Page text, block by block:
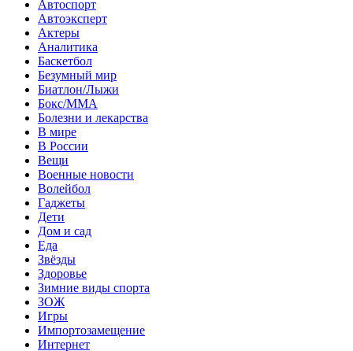
Автоспорт
Автоэксперт
Актеры
Аналитика
Баскетбол
Безумный мир
Биатлон/Лыжи
Бокс/MMA
Болезни и лекарства
В мире
В России
Вещи
Военные новости
Волейбол
Гаджеты
Дети
Дом и сад
Еда
Звёзды
Здоровье
Зимние виды спорта
ЗОЖ
Игры
Импортозамещение
Интернет